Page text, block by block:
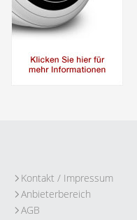
Kontakt / Impressum
Anbieterbereich
AGB